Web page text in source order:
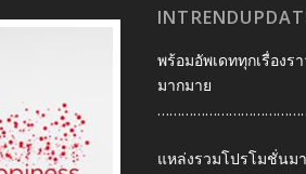
พร้อมอัพเดททุกเรื่องร
มากมาย
แหล่งรวมโปรโมชั่นม